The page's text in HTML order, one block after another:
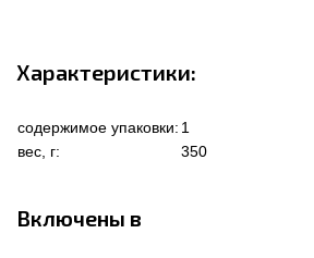
Характеристики:
содержимое упаковки: 1
вес, г:
350
Включены в